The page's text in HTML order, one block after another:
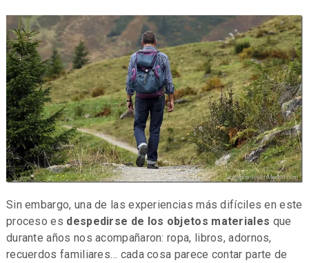
Sin embargo, una de las experiencias más difíciles en este
proceso es despedirse de los objetos materiales que
durante años nos acompañaron: ropa, libros, adornos,
recuerdos familiares… cada cosa parece contar parte de